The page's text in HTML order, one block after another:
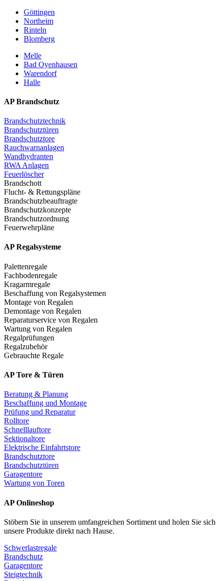
Göttingen
Northeim
Rinteln
Blomberg
Melle
Bad Oyenhausen
Warendorf
Halle
AP Brandschutz
Brandschutztechnik
Brandschutztüren
Brandschutztore
Rauchwarnanlagen
Wandhydranten
RWA Anlagen
Feuerlöscher
Brandschott
Flucht- & Rettungspläne
Brandschutzbeauftragte
Brandschutzkonzepte
Brandschutzordnung
Feuerwehrpläne
AP Regalsysteme
Palettenregale
Fachbodenregale
Kragarmregale
Beschaffung von Regalsystemen
Montage von Regalen
Demontage von Regalen
Reparaturservice von Regalen
Wartung von Regalen
Regalprüfungen
Regalzubehör
Gebrauchte Regale
AP Tore & Türen
Beratung & Planung
Beschaffung und Montage
Prüfung und Reparatur
Rolltore
Schnelllauftore
Sektionaltore
Elektrische Einfahrtstore
Brandschutztore
Brandschutztüren
Garagentore
Wartung von Toren
AP Onlineshop
Stöbern Sie in unserem umfangreichen Sortiment und holen Sie sich
unsere Produkte direkt nach Hause.
Schwerlastregale
Brandschutz
Garagentore
Steigtechnik